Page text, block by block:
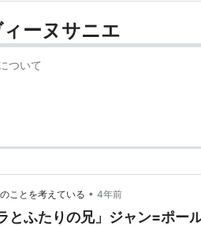
ーヌサニエ
ついて
ことを考えている • 4年前
とふたりの兄」ジャン=ポー